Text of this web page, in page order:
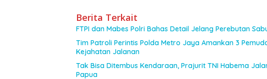
Berita Terkait
FTPI dan Mabes Polri Bahas Detail Jelang Perebutan
Tim Patroli Perintis Polda Metro Jaya Amankan 3
Kejahatan Jalanan
Tak Bisa Ditembus Kendaraan, Prajurit TNI Habema
Papua